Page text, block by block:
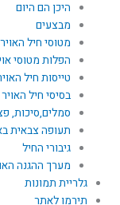
היכן הם היום
מבצעים
מטוסי חיל האויר
הפלות מטוסי
טייסות חיל
בסיסי חיל האויר
סמלים,סיכות,
תעופה צבאית
גיבורי החיל
מערך ההגנה
גלריית תמונות
תירמו לאתר